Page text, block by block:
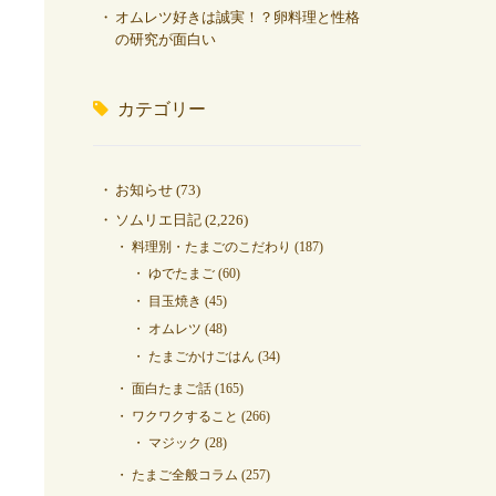
オムレツ好きは誠実！？卵料理と性格
の研究が面白い
カテゴリー
お知らせ (73)
ソムリエ日記 (2,226)
料理別・たまごのこだわり (187)
ゆでたまご (60)
目玉焼き (45)
オムレツ (48)
たまごかけごはん (34)
面白たまご話 (165)
ワクワクすること (266)
マジック (28)
たまご全般コラム (257)